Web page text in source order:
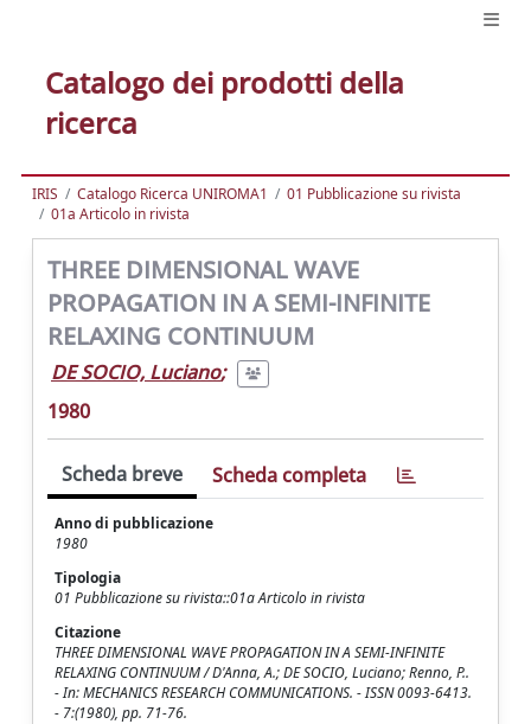
Catalogo dei prodotti della
ricerca
IRIS Catalogo Ricerca UNIROMA1
01 Pubblicazione su rivista
01a Articolo in rivista
THREE DIMENSIONAL WAVE
PROPAGATION IN A SEMI-INFINITE
RELAXING CONTINUUM
DE SOCIO, Luciano;
1980
Scheda breve Scheda completa
Anno di pubblicazione
1980
Tipologia
01 Pubblicazione su rivista::01a Articolo in rivista
Citazione
THREE DIMENSIONAL WAVE PROPAGATION IN A SEMI-INFINITE
RELAXING CONTINUUM / D'Anna, A.; DE SOCIO, Luciano; Renno, P..
- In: MECHANICS RESEARCH COMMUNICATIONS. - ISSN 0093-6413.
- 7:(1980), pp. 71-76.